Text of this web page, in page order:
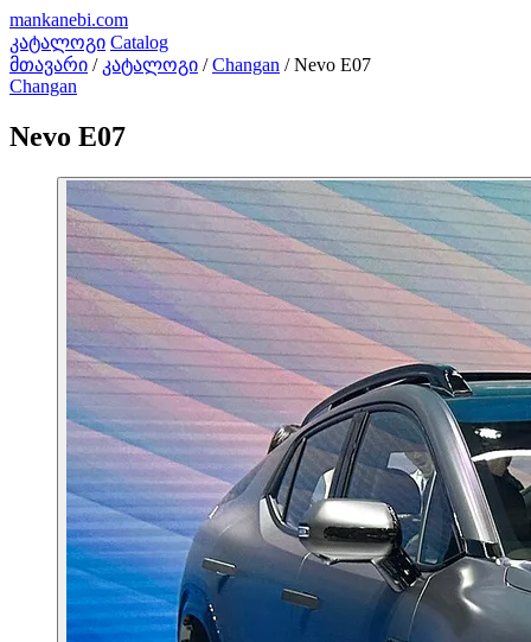
mankanebi.com
კატალოგი Catalog
მთავარი / კატალოგი / Changan / Nevo E07
Changan
Nevo E07